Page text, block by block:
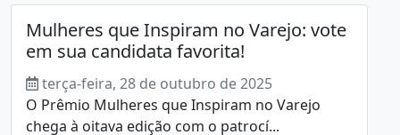
Mulheres que Inspiram no Varejo: vote
em sua candidata favorita!
terça-feira, 28 de outubro de 2025
O Prêmio Mulheres que Inspiram no Varejo
chega à oitava edição com o patrocí...